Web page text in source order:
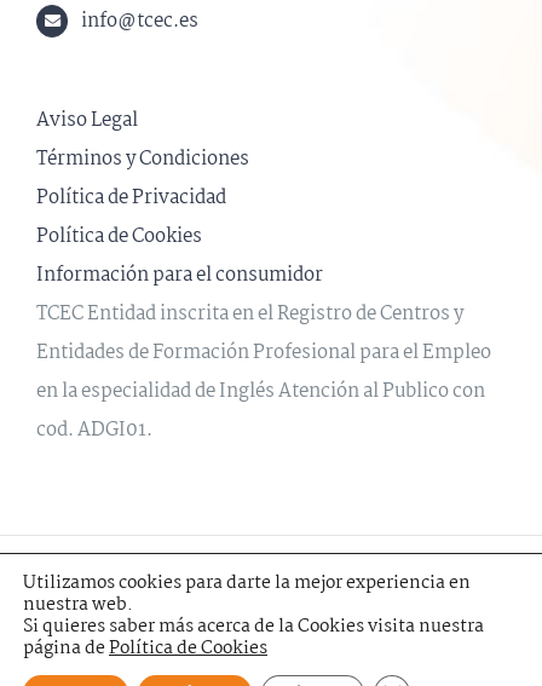
info@tcec.es
Aviso Legal
Términos y Condiciones
Política de Privacidad
Política de Cookies
Información para el consumidor
TCEC Entidad inscrita en el Registro de Centros y
Entidades de Formación Profesional para el Empleo
en la especialidad de Inglés Atención al Publico con
cod. ADGI01.
© 2020 The Cultural English Centre | Creado por el grupoLinared
Informática
FacebookYouTubeInstagramTwitter
Utilizamos cookies para darte la mejor experiencia en
nuestra web.
Si quieres saber más acerca de la Cookies visita nuestra
página dePolítica de Cookies